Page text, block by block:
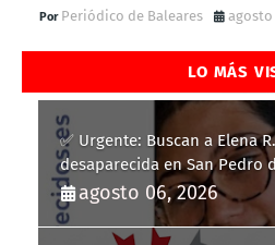
Periódico de Baleares agosto
LO MÁS
✅ Urgente: Buscan a Elena
desaparecida en San Pedro
agosto 06, 2026